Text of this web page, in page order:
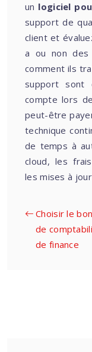
un logiciel
support de
client et
a ou non
comment ils
support sont
compte lors
peut-être
technique
de temps à
cloud, les
les mises à
Choisir le
de
de finance